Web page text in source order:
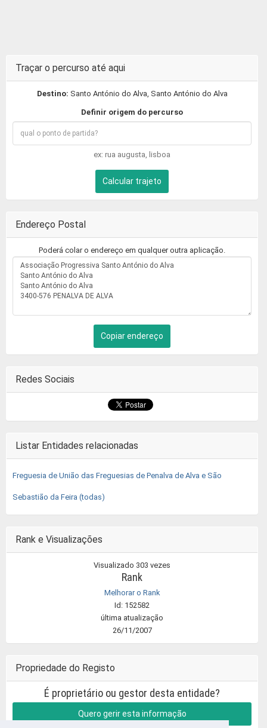
Traçar o percurso até aqui
Destino: Santo António do Alva, Santo António do Alva
Definir origem do percurso
ex: rua augusta, lisboa
Calcular trajeto
Endereço Postal
Poderá colar o endereço em qualquer outra aplicação.
Copiar endereço
Redes Sociais
Listar Entidades relacionadas
Freguesia de União das Freguesias de Penalva de Alva e São
Sebastião da Feira (todas)
Rank e Visualizações
Visualizado 303 vezes
Rank
Melhorar o Rank
Id: 152582
última atualização
26/11/2007
Propriedade do Registo
É proprietário ou gestor desta entidade?
Quero gerir esta informação